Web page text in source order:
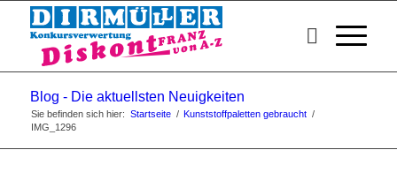
Blog - Die aktuellsten Neuigkeiten
Sie befinden sich hier: Startseite / Kunststoffpaletten gebraucht /
IMG_1296